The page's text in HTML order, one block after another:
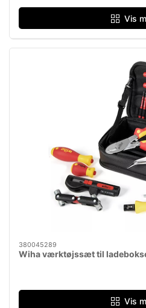
Vis
380045289
Wiha værktøjssæt til
Vis